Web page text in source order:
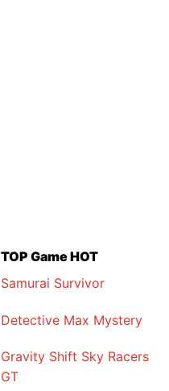
TOP Game HOT
Samurai Survivor
Detective Max Mystery
Gravity Shift Sky Racers
GT